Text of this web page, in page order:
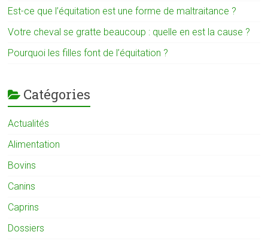
Est-ce que l’équitation est une forme de maltraitance ?
Votre cheval se gratte beaucoup : quelle en est la cause ?
Pourquoi les filles font de l’équitation ?
Catégories
Actualités
Alimentation
Bovins
Canins
Caprins
Dossiers